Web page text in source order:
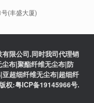
(丰盛大厦)
限公司.同时我司代理销
布|聚酯纤维无尘布|防
超细纤维无尘布|超细纤
权:粤ICP备19145966号.